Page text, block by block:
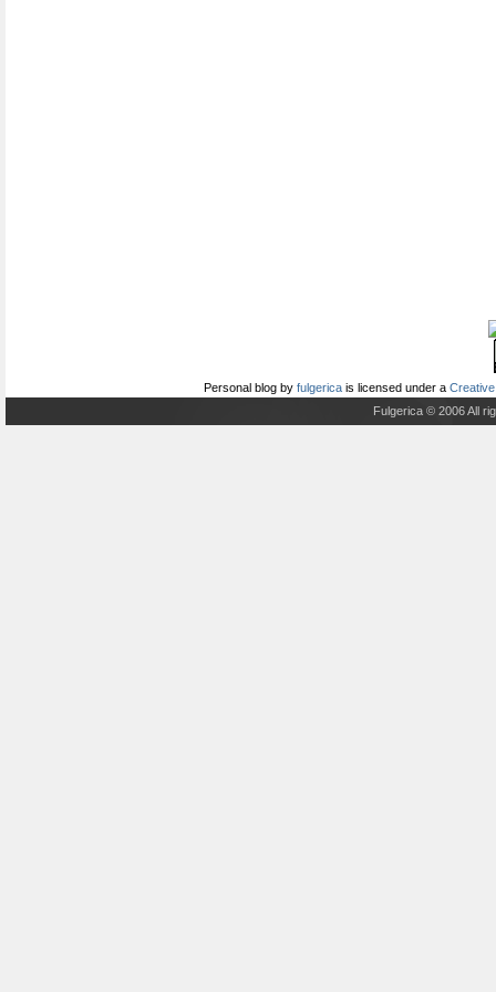
Personal blog by fulgerica is licensed under a
Fulgerica © 2006 All